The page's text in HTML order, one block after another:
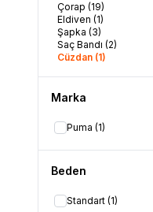
Çorap (19)
Eldiven (1)
Şapka (3)
Saç Bandı (2)
Cüzdan (1)
Marka
Puma (1)
Beden
Standart (1)